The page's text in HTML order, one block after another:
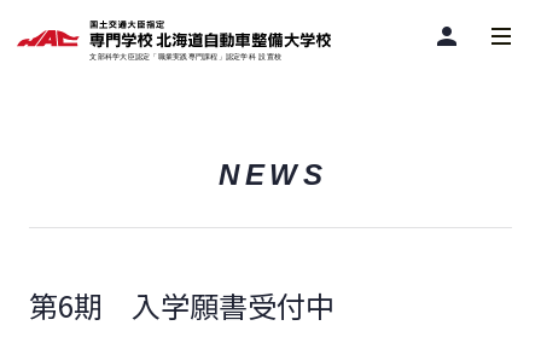
person
NEWS
第6期 入学願書受付中